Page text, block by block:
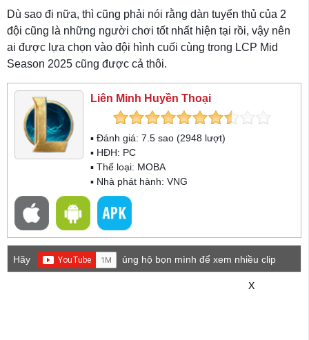
Dù sao đi nữa, thì cũng phải nói rằng dàn tuyển thủ của 2
đội cũng là những người chơi tốt nhất hiện tại rồi, vậy nên
ai được lựa chọn vào đội hình cuối cùng trong LCP Mid
Season 2025 cũng được cả thôi.
Liên Minh Huyền Thoại
▪ Đánh giá: 7.5 sao (2948 lượt)
▪ HĐH: PC
▪ Thể loại: MOBA
▪ Nhà phát hành: VNG
Hãy
ủng hộ bọn mình để xem nhiều clip
X